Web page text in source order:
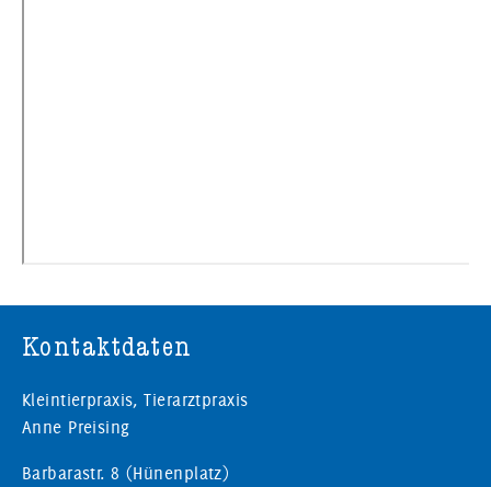
Kontaktdaten
Kleintierpraxis, Tierarztpraxis
Anne Preising
Barbarastr. 8 (Hünenplatz)